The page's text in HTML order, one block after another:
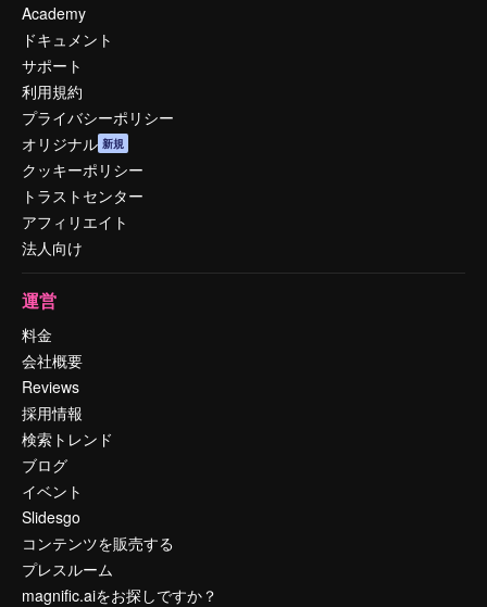
Academy
ドキュメント
サポート
利用規約
プライバシーポリシー
オリジナル 新規
クッキーポリシー
トラストセンター
アフィリエイト
法人向け
運営
料金
会社概要
Reviews
採用情報
検索トレンド
ブログ
イベント
Slidesgo
コンテンツを販売する
プレスルーム
magnific.aiをお探しですか？